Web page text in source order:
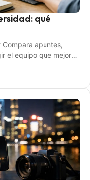
qué
Compara apuntes,
el equipo que mejor